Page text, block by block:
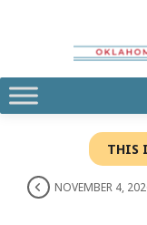
THIS
NOVEMBER 4,